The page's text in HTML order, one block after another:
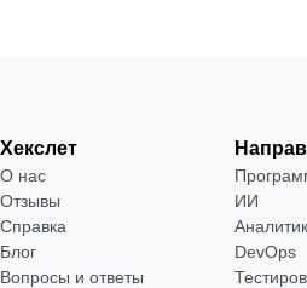
Хекслет
О нас
Отзывы
Справка
Блог
Вопросы и ответы
ИИ
DevOps